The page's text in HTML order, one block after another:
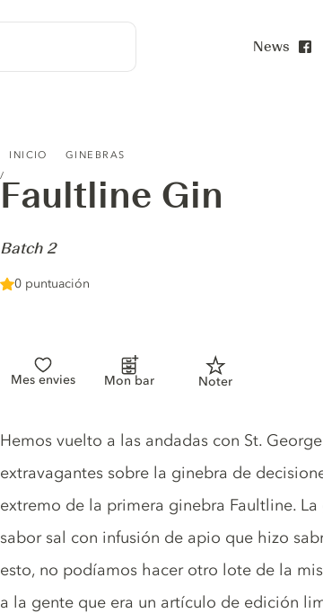
News
INICIO GINEBRAS
Faultline Gin
-
Batch 2
0 puntuación
Mes envies Mon bar Noter
Gin description
Hemos vuelto a las andadas con St.
extravagantes sobre la ginebra de
extremo de la primera ginebra Faultline.
sabor sal con infusión de apio que hizo
esto, no podíamos hacer otro lote de la
a la gente que era un artículo de edición